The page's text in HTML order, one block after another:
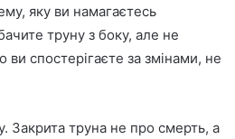
яку ви намагаєтесь
труну з боку, але не
спостерігаєте за змінами, не
Закрита труна не про смерть, а